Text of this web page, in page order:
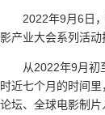
2022年9月6日
影产业大会系列活动
从2022年9月初
时近七个月的时间
论坛、全球电影制